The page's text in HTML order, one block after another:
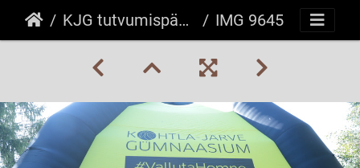
KJG tutvumispäev 29.08.2024 IMG 9645